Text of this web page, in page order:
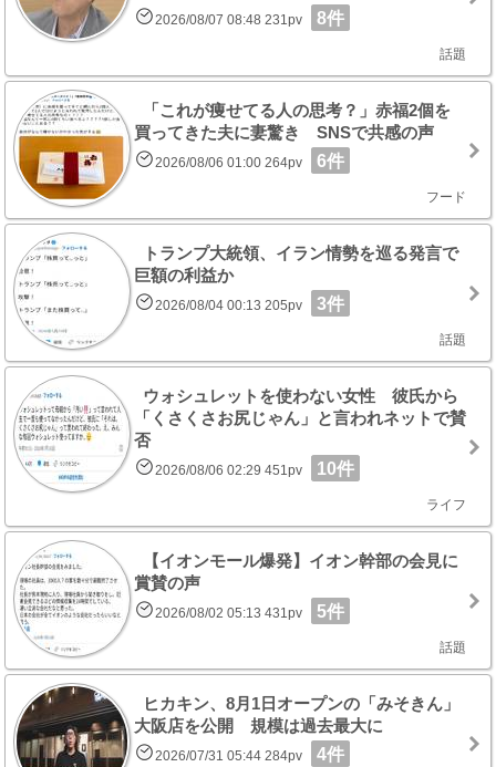
2026/08/07 08:48 231pv 8件
話題
「これが痩せてる人の思考？」赤福2個を
買ってきた夫に妻驚き SNSで共感の声
2026/08/06 01:00 264pv 6件
フード
トランプ大統領、イラン情勢を巡る発言で
巨額の利益か
2026/08/04 00:13 205pv 3件
話題
ウォシュレットを使わない女性 彼氏から
「くさくさお尻じゃん」と言われネットで賛
否
2026/08/06 02:29 451pv 10件
ライフ
【イオンモール爆発】イオン幹部の会見に
賞賛の声
2026/08/02 05:13 431pv 5件
話題
ヒカキン、8月1日オープンの「みそきん」
大阪店を公開 規模は過去最大に
2026/07/31 05:44 284pv 4件